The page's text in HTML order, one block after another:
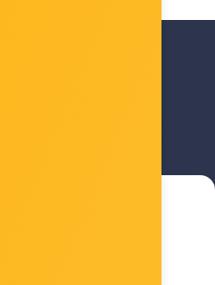
…